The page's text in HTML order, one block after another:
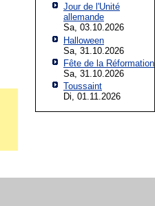
Jour de l'Unité
allemande
Sa, 03.10.2026
Halloween
Sa, 31.10.2026
Fête de la Réformation
Sa, 31.10.2026
Toussaint
Di, 01.11.2026